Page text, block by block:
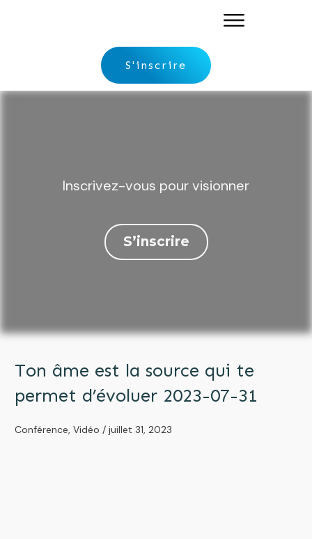
S'inscrire
Inscrivez-vous pour visionner
S’inscrire
Ton âme est la source qui te
permet d’évoluer 2023-07-31
Conférence, Vidéo / juillet 31, 2023